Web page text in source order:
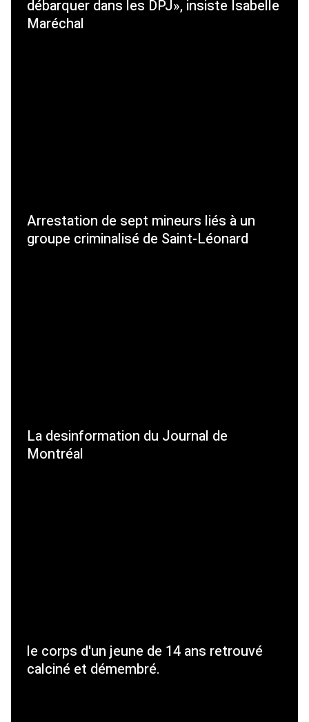
débarquer dans les DPJ», insiste Isabelle
Maréchal
Arrestation de sept mineurs liés à un
groupe criminalisé de Saint-Léonard
La desinformation du Journal de
Montréal
le corps d'un jeune de 14 ans retrouvé
calciné et démembré.